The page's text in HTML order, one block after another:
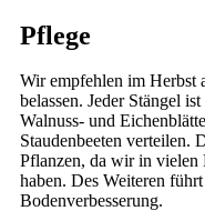
Pflege
Wir empfehlen im Herbst
belassen. Jeder Stängel
Walnuss- und
Staudenbeeten verteilen.
Pflanzen, da wir in vielen
haben. Des Weiteren
Bodenverbesserung.